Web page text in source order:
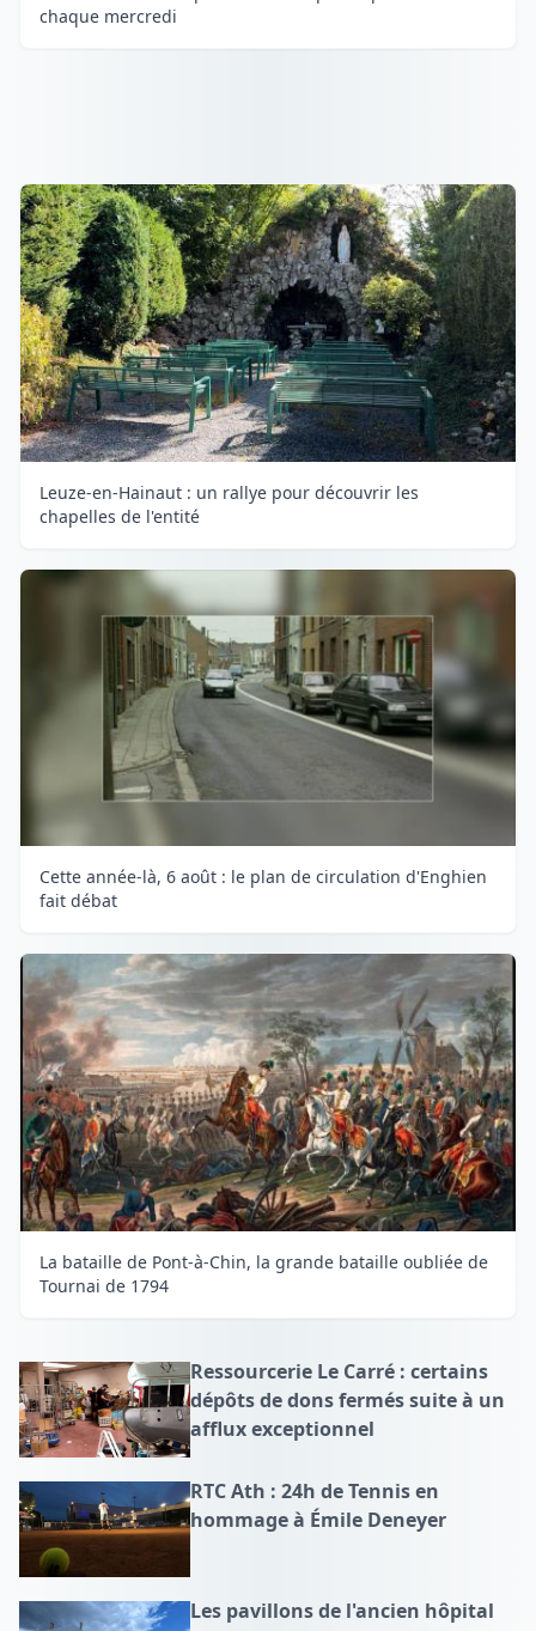
chaque mercredi
Leuze-en-Hainaut : un rallye pour découvrir les
chapelles de l'entité
Cette année-là, 6 août : le plan de circulation d'Enghien
fait débat
La bataille de Pont-à-Chin, la grande bataille oubliée de
Tournai de 1794
Ressourcerie Le Carré : certains
dépôts de dons fermés suite à un
afflux exceptionnel
RTC Ath : 24h de Tennis en
hommage à Émile Deneyer
Les pavillons de l'ancien hôpital